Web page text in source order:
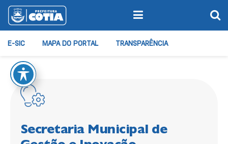
E-SIC MAPA DO PORTAL TRANSPARÊNCIA
Secretaria Municipal de